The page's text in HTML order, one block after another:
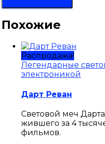
Похожие
Распродажа!
Легендарные
электроникой
Дарт Реван
Световой меч
жившего за 4
фильмов.